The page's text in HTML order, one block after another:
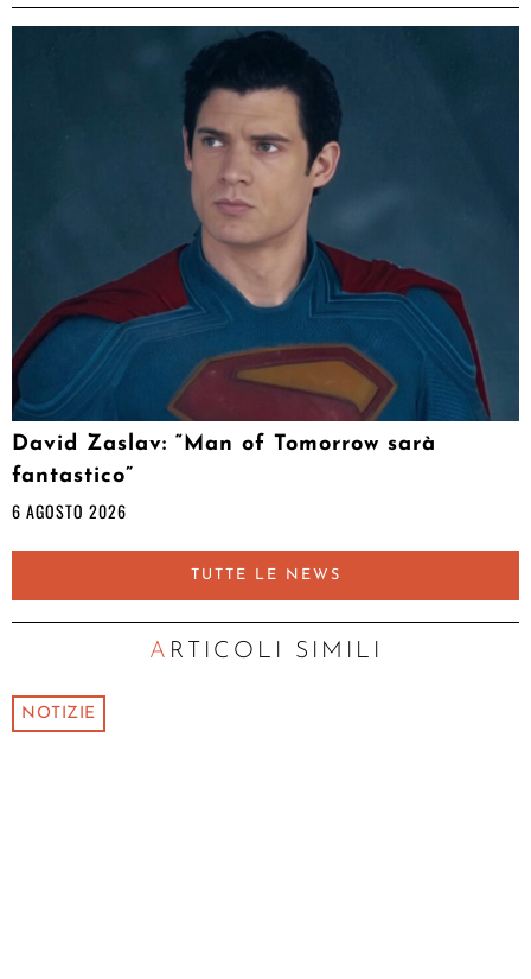
David Zaslav: “Man of Tomorrow sarà
fantastico”
6 AGOSTO 2026
TUTTE LE NEWS
ARTICOLI SIMILI
NOTIZIE